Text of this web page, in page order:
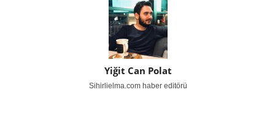
Yiğit Can Polat
Sihirlielma.com haber editörü